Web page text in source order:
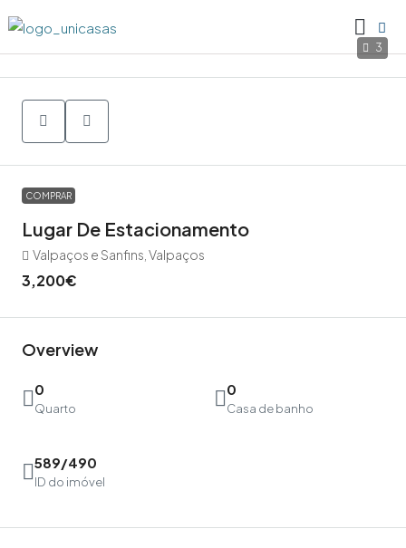
3
COMPRAR
Lugar De Estacionamento
Valpaços e Sanfins, Valpaços
3,200€
Overview
0
Quarto
0
Casa de banho
589/490
ID do imóvel